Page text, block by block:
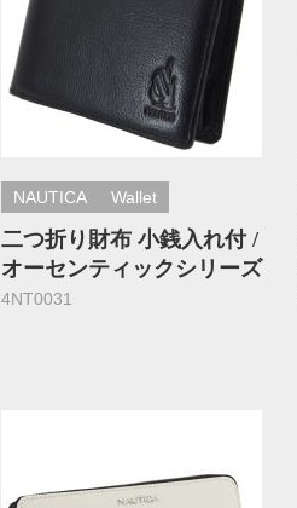
NAUTICA Wallet
二つ折り財布 小銭入れ付 /
オーセンティックシリーズ
4NT0031